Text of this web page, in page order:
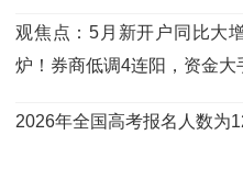
观焦点：5月新开户同比大
炉！券商低调4连阳，资金
2026年全国高考报名人数为